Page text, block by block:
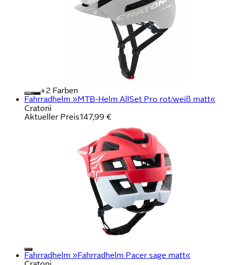
+
Farben
Fahrradhelm »MTB-Helm AllSet Pro rot/weiß matt«
Cratoni
Aktueller Preis147,99 €
Fahrradhelm »Fahrradhelm Pacer sage matt«